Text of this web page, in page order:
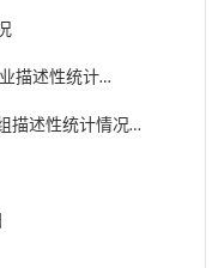
描述性统计分
描述性统计情况